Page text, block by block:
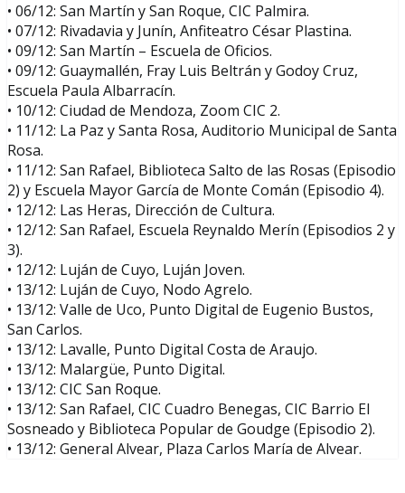
• 06/12: San Martín y San Roque, CIC Palmira.
• 07/12: Rivadavia y Junín, Anfiteatro César Plastina.
• 09/12: San Martín – Escuela de Oficios.
• 09/12: Guaymallén, Fray Luis Beltrán y Godoy Cruz,
Escuela Paula Albarracín.
• 10/12: Ciudad de Mendoza, Zoom CIC 2.
• 11/12: La Paz y Santa Rosa, Auditorio Municipal de Santa
Rosa.
• 11/12: San Rafael, Biblioteca Salto de las Rosas (Episodio
2) y Escuela Mayor García de Monte Comán (Episodio 4).
• 12/12: Las Heras, Dirección de Cultura.
• 12/12: San Rafael, Escuela Reynaldo Merín (Episodios 2 y
3).
• 12/12: Luján de Cuyo, Luján Joven.
• 13/12: Luján de Cuyo, Nodo Agrelo.
• 13/12: Valle de Uco, Punto Digital de Eugenio Bustos,
San Carlos.
• 13/12: Lavalle, Punto Digital Costa de Araujo.
• 13/12: Malargüe, Punto Digital.
• 13/12: CIC San Roque.
• 13/12: San Rafael, CIC Cuadro Benegas, CIC Barrio El
Sosneado y Biblioteca Popular de Goudge (Episodio 2).
• 13/12: General Alvear, Plaza Carlos María de Alvear.